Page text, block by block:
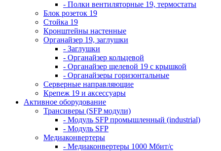
- Полки вентиляторные 19, термостаты
Блок розеток 19
Стойка 19
Кронштейны настенные
Органайзер 19, заглушки
- Заглушки
- Органайзер кольцевой
- Органайзер щелевой 19 с крышкой
- Органайзеры горизонтальные
Серверные направляющие
Крепеж 19 и аксессуары
Активное оборудование
Трансиверы (SFP модули)
- Модуль SFP промышленный (industrial)
- Модуль SFP
Медиаконвертеры
- Медиаконвертеры 1000 Мбит/с